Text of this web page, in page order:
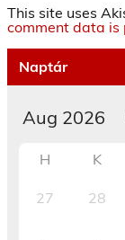
This site uses
comment data is
Naptár
H K
27 28